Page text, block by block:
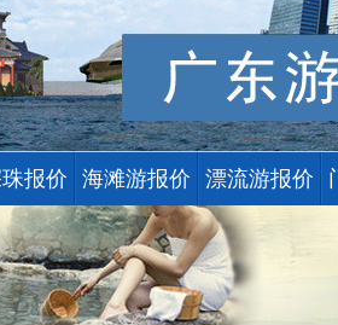
报价 海滩游报价 漂流游报价